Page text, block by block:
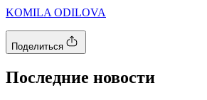
KOMILA ODILOVA
Поделиться
Последние новости